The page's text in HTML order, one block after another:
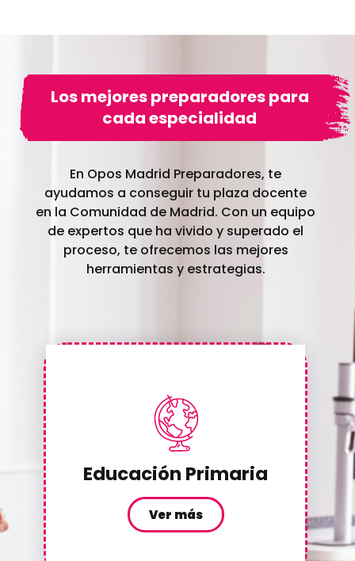
Los mejores preparadores para
cada especialidad
En Opos Madrid Preparadores, te
ayudamos a conseguir tu plaza docente
en la Comunidad de Madrid. Con un equipo
de expertos que ha vivido y superado el
proceso, te ofrecemos las mejores
herramientas y estrategias.
Educación Primaria
Ver más